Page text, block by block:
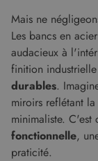
Mais ne
Les bancs en
audacieux à
finition
durables.
miroirs reflétant
minimaliste. C'est
fonctionnelle,
praticité.